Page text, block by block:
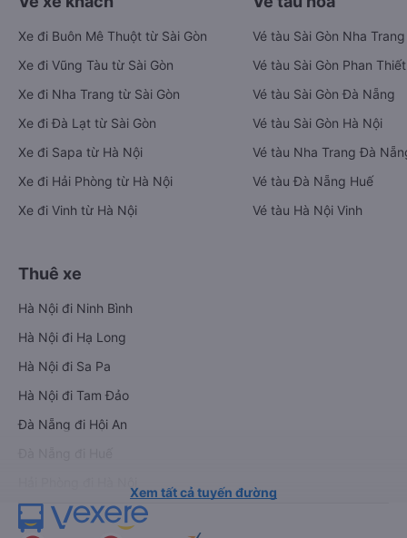
Xe đi Buôn Mê Thuột từ Sài Gòn
Xe đi Vũng Tàu từ Sài Gòn
Xe đi Nha Trang từ Sài Gòn
Xe đi Đà Lạt từ Sài Gòn
Xe đi Sapa từ Hà Nội
Xe đi Hải Phòng từ Hà Nội
Xe đi Vinh từ Hà Nội
Vé tàu Sài Gòn Nha Trang
Vé tàu Sài Gòn Phan Thiết
Vé tàu Sài Gòn Đà Nẵng
Vé tàu Sài Gòn Hà Nội
Vé tàu Nha Trang Đà
Vé tàu Đà Nẵng Huế
Vé tàu Hà Nội Vinh
Thuê xe
Hà Nội đi Ninh Bình
Hà Nội đi Hạ Long
Hà Nội đi Sa Pa
Hà Nội đi Tam Đảo
Đà Nẵng đi Hội An
Xem tất cả tuyến đường